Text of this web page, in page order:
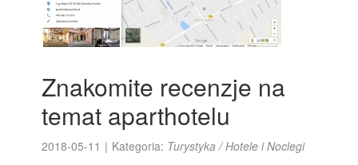
Znakomite recenzje na
temat aparthotelu
2018-05-11 | Kategoria: Turystyka / Hotele i Noclegi